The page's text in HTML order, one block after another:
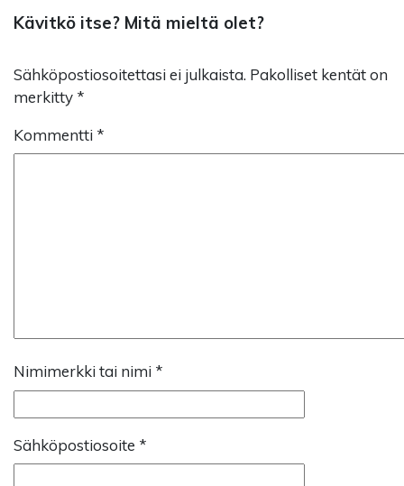
Kävitkö itse? Mitä mieltä olet?
Sähköpostiosoitettasi ei julkaista. Pakolliset kentät on
merkitty *
Kommentti *
Nimimerkki tai nimi *
Sähköpostiosoite *